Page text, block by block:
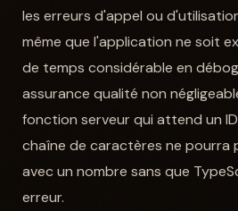
les erreurs d'appel ou
même que l'application ne soit
de temps considérable en
assurance qualité non
fonction serveur qui attend un
chaîne de caractères ne pourra
avec un nombre sans que
erreur.